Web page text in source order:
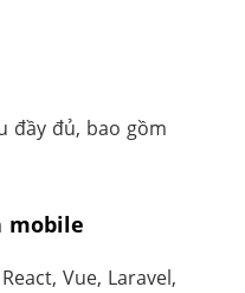
đầy đủ, bao gồm
mobile
Vue, Laravel,